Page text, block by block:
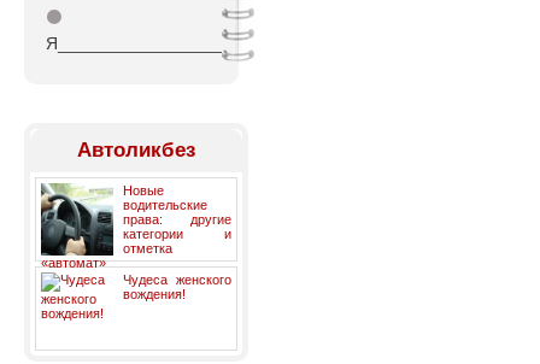
⚫
Я_________________
Автоликбез
Новые
водительские
права: другие
категории и
отметка
«автомат»
Чудеса женского
вождения!